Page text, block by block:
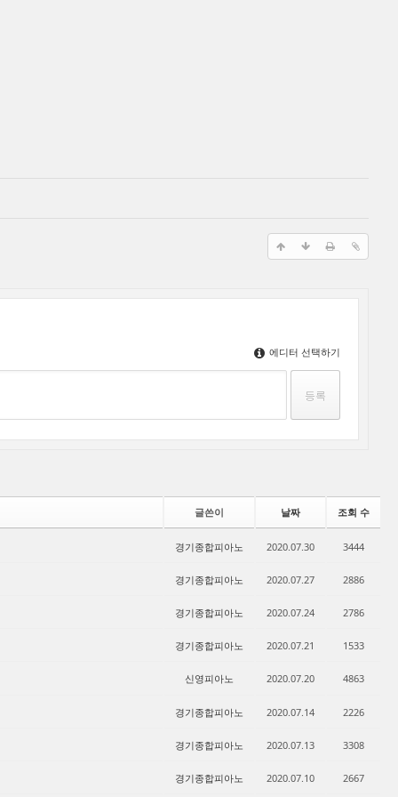
에디터 선택하기
글쓴이 날짜 조회 수
경기종합피아노 2020.07.30 3444
경기종합피아노 2020.07.27 2886
경기종합피아노 2020.07.24 2786
경기종합피아노 2020.07.21 1533
신영피아노 2020.07.20 4863
경기종합피아노 2020.07.14 2226
경기종합피아노 2020.07.13 3308
경기종합피아노 2020.07.10 2667